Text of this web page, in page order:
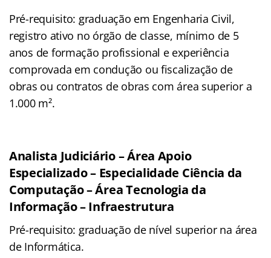
Pré-requisito: graduação em Engenharia Civil,
registro ativo no órgão de classe, mínimo de 5
anos de formação profissional e experiência
comprovada em condução ou fiscalização de
obras ou contratos de obras com área superior a
1.000 m².
Analista Judiciário – Área Apoio
Especializado – Especialidade Ciência da
Computação – Área Tecnologia da
Informação – Infraestrutura
Pré-requisito: graduação de nível superior na área
de Informática.